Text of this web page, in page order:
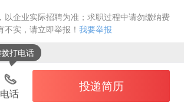
以企业实际招聘为准；求职过程中请勿缴纳费
不实，请立即举报！ 我要举报
电话
打电话
投递简历